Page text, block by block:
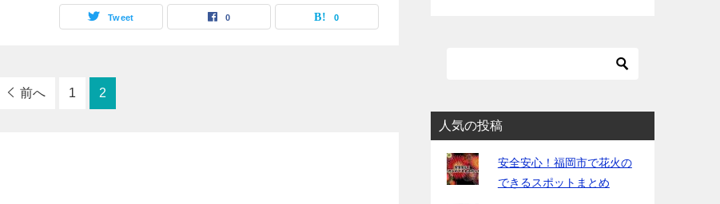
Tweet 0 0
前へ 1 2
人気の投稿
安全安心！福岡市で花火の
できるスポットまとめ